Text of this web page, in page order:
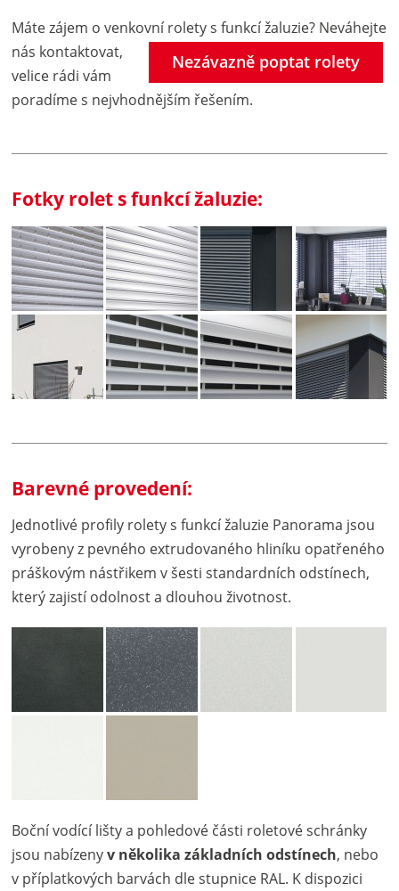
Máte zájem o venkovní rolety s funkcí žaluzie?
Nezávazně poptat rolety
Neváhejte
nás kontaktovat,
velice rádi vám
poradíme s nejvhodnějším řešením.
Fotky rolet s funkcí žaluzie:
Barevné provedení:
Jednotlivé profily rolety s funkcí žaluzie Panorama jsou
vyrobeny z pevného extrudovaného hliníku opatřeného
práškovým nástřikem v šesti standardních odstínech,
který zajistí odolnost a dlouhou životnost.
Boční vodící lišty a pohledové části roletové schránky
jsou nabízenyv několika základních odstínech, nebo
v příplatkových barvách dle stupnice RAL. K dispozici